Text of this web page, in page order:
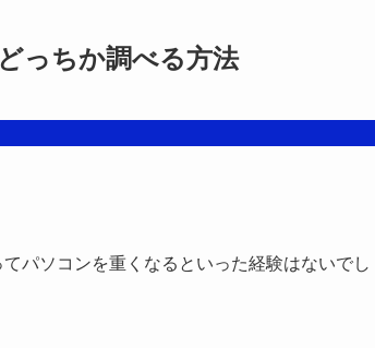
っちか調べる方法
パソコンを重くなるといった経験はないでし